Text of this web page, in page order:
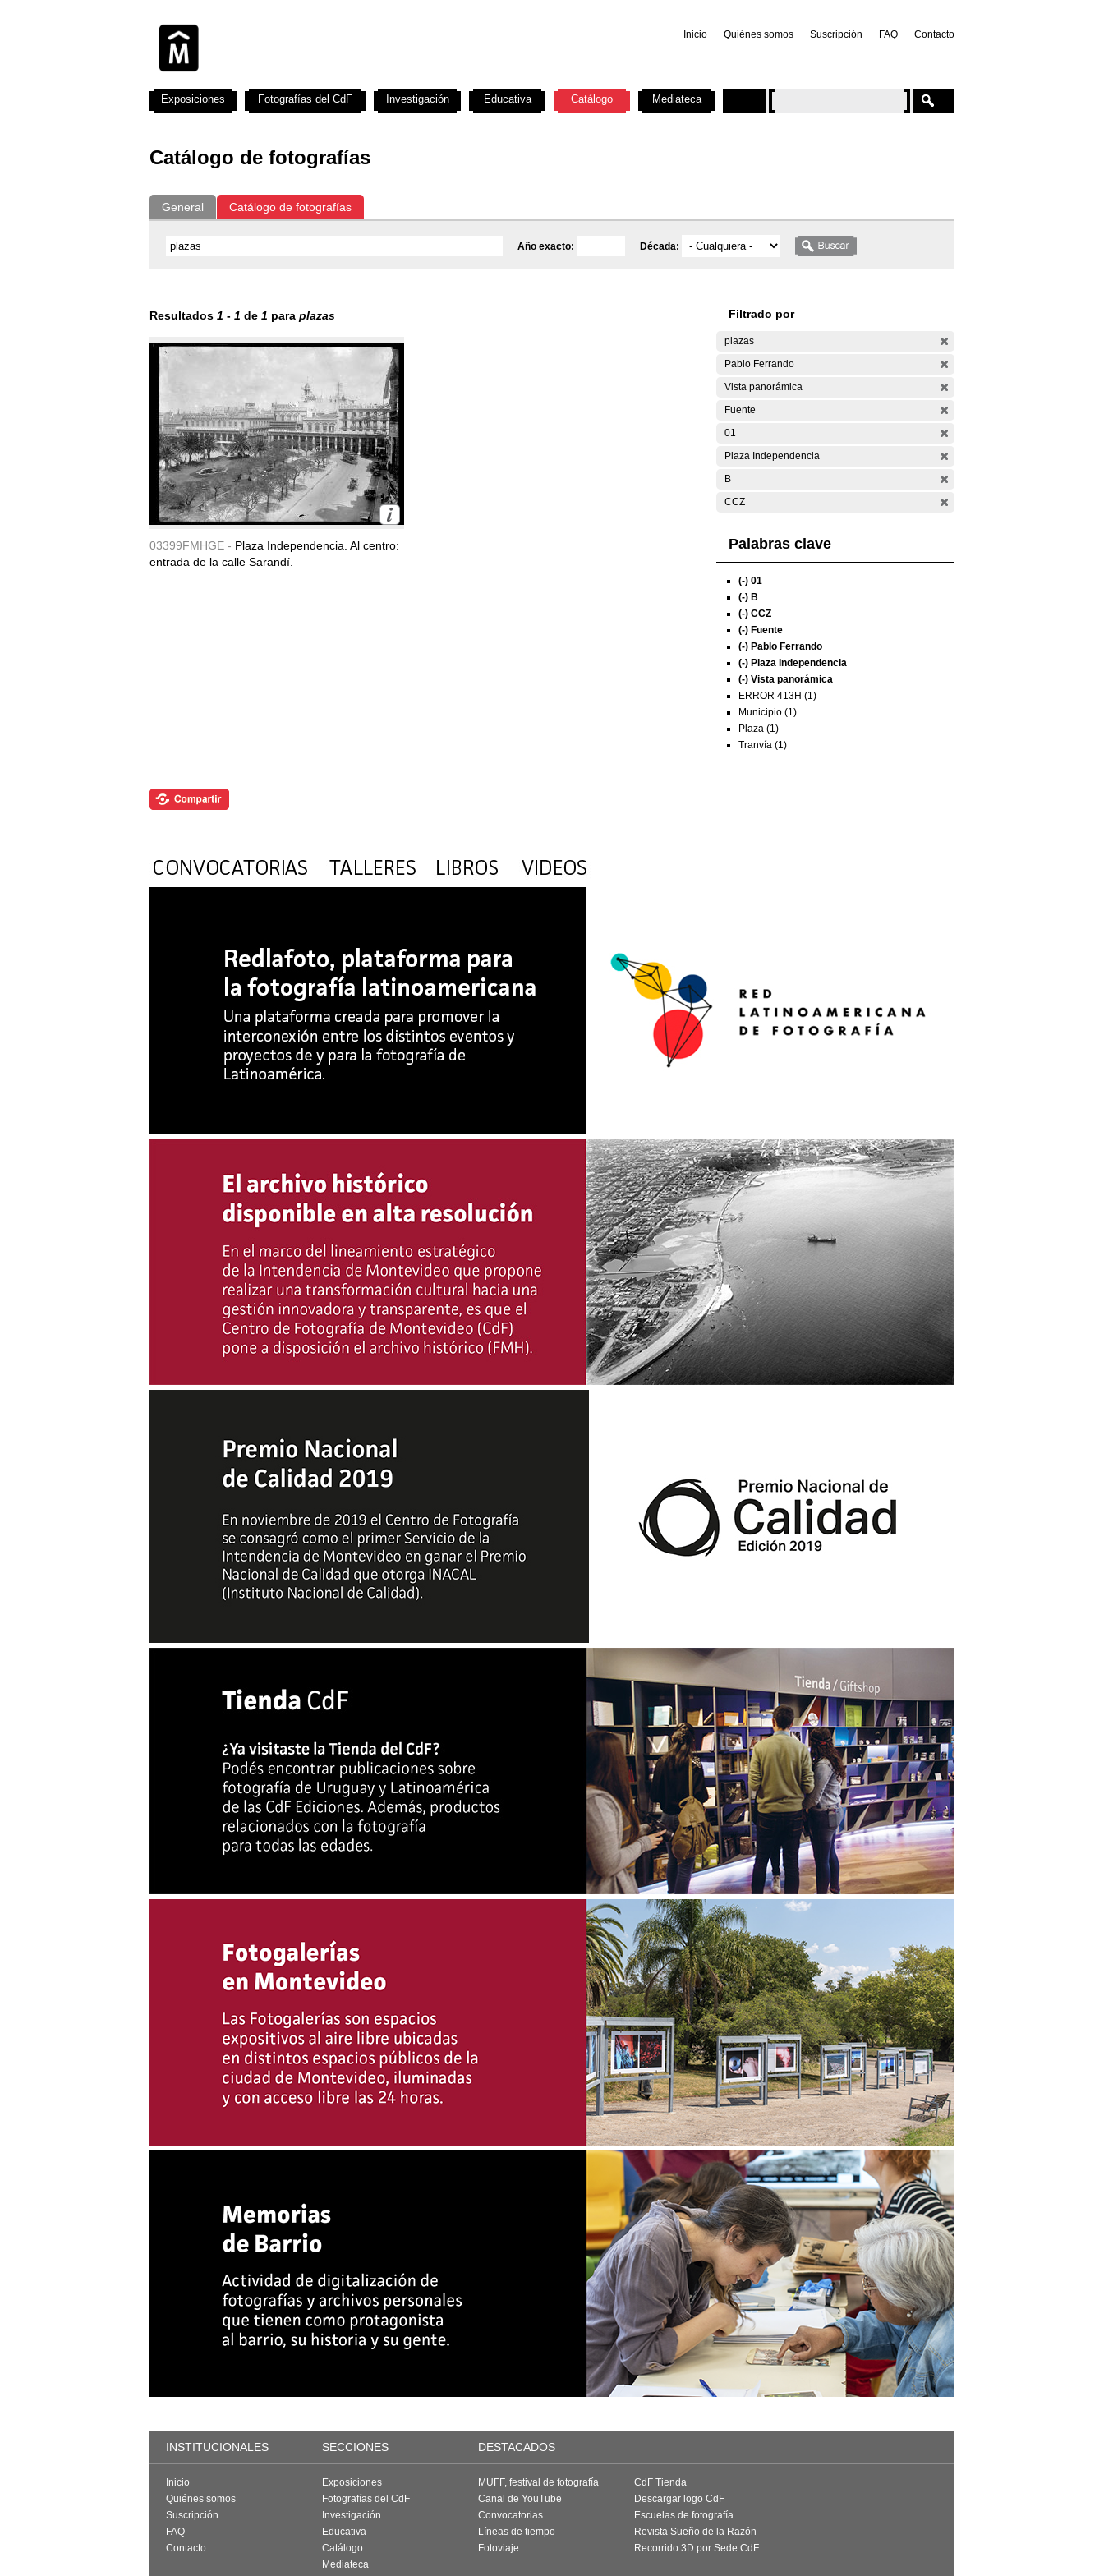
Inicio Quiénes somos Suscripción FAQ Contacto
Catálogo de fotografías
General Catálogo de fotografías
Año exacto: Década:
Resultados 1 - 1 de 1 para plazas
03399FMHGE - Plaza Independencia. Al centro:
entrada de la calle Sarandí.
Filtrado por
plazas
Pablo Ferrando
Vista panorámica
Fuente
01
Plaza Independencia
B
CCZ
Palabras clave
(-) 01
(-) B
(-) CCZ
(-) Fuente
(-) Pablo Ferrando
(-) Plaza Independencia
(-) Vista panorámica
ERROR 413H (1)
Municipio (1)
Plaza (1)
Tranvía (1)
Exposiciones Fotografías del CdF Investigación Educativa Catálogo Mediateca
INSTITUCIONALES SECCIONES DESTACADOS
Inicio
Quiénes somos
Suscripción
FAQ
Contacto
Exposiciones
Fotografías del CdF
Investigación
Educativa
Catálogo
Mediateca
MUFF, festival de fotografía
Canal de YouTube
Convocatorias
Líneas de tiempo
Fotoviaje
CdF Tienda
Descargar logo CdF
Escuelas de fotografía
Revista Sueño de la Razón
Recorrido 3D por Sede CdF